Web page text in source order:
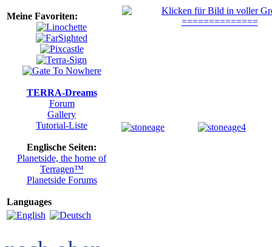
Meine Favoriten:
TERRA-Dreams
Forum
Gallery
Tutorial-Liste
Englische Seiten:
Planetside, the home of
Terragen™
Planetside Forums
Languages